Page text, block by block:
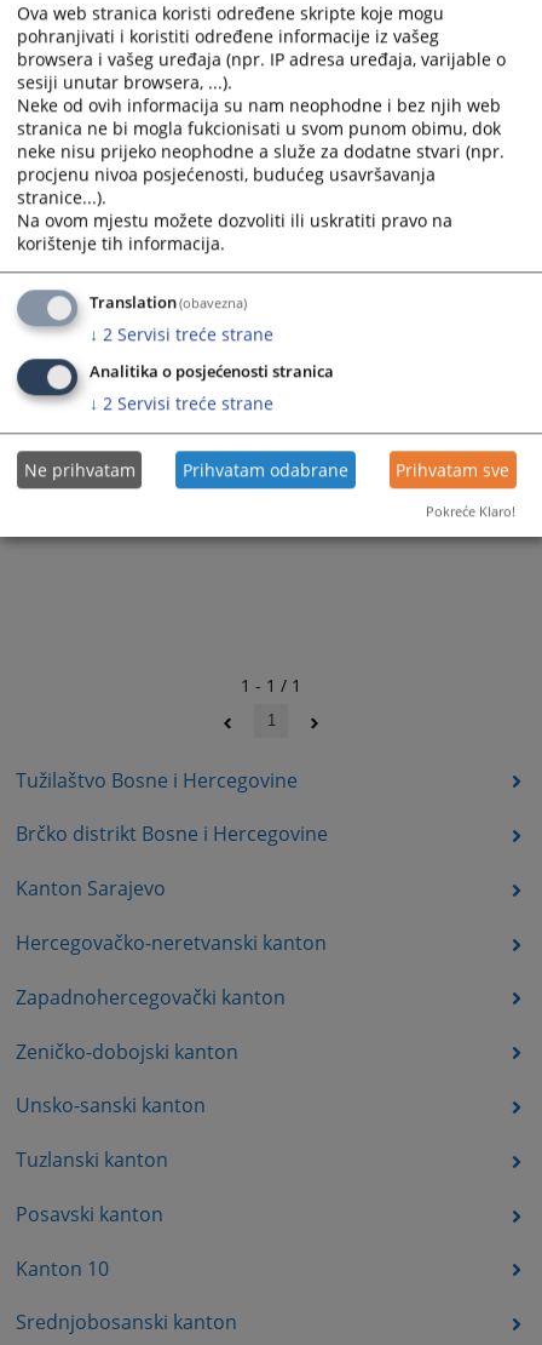
Tužilaštvo Bosne i Hercegovine
Brčko distrikt Bosne i Hercegovine
Kanton Sarajevo
Hercegovačko-neretvanski kanton
Zapadnohercegovački kanton
Zeničko-dobojski kanton
Unsko-sanski kanton
Tuzlanski kanton
Posavski kanton
Kanton 10
Srednjobosanski kanton
1 - 1 / 1
1
Ova web stranica koristi određene skripte koje mogu
pohranjivati i koristiti određene informacije iz vašeg
browsera i vašeg uređaja (npr. IP adresa uređaja, varijable o
sesiji unutar browsera, ...).
Neke od ovih informacija su nam neophodne i bez njih web
stranica ne bi mogla fukcionisati u svom punom obimu, dok
neke nisu prijeko neophodne a služe za dodatne stvari (npr.
procjenu nivoa posjećenosti, budućeg usavršavanja
stranice...).
Na ovom mjestu možete dozvoliti ili uskratiti pravo na
korištenje tih informacija.
Translation(obavezna)
↓ 2 Servisi treće strane
Analitika o posjećenosti stranica
↓ 2 Servisi treće strane
Ne prihvatam Prihvatam odabrane Prihvatam sve
Pokreće Klaro!